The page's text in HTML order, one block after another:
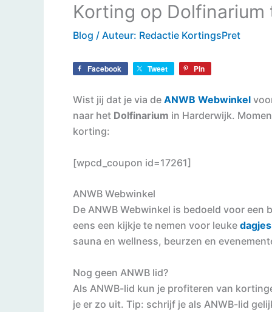
Korting op Dolfinarium
Blog / Auteur: Redactie KortingsPret
Facebook Tweet Pin
Wist jij dat je via de ANWB Webwinkel
naar het Dolfinarium in Harderwijk.
korting:
[wpcd_coupon id=17261]
ANWB Webwinkel
De ANWB Webwinkel is bedoeld voor
eens een kijkje te nemen voor leuke
sauna en wellness, beurzen en
Nog geen ANWB lid?
Als ANWB-lid kun je profiteren van
je er zo uit. Tip: schrijf je als ANWB-lid